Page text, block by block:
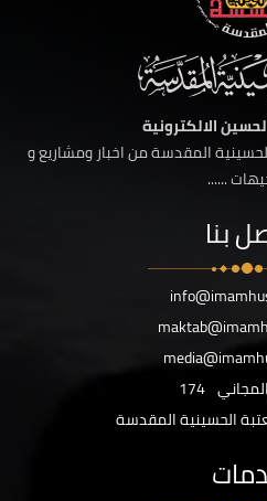
الالكترونية
المقدسة من اخبار ومشاريع و
......
بنا
174
الحسينية المقدسة